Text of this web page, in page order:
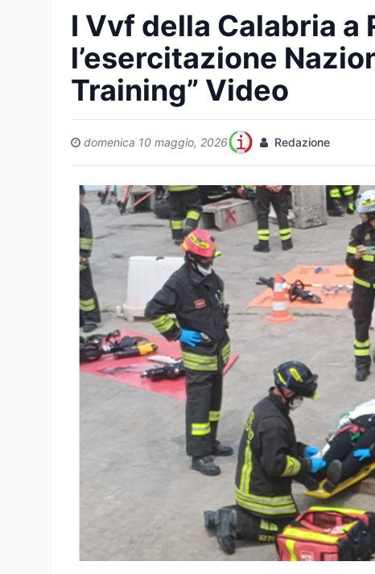
I Vvf della Calabria a
l’esercitazione
Training” Video
domenica 10 maggio, 2026 Redazione